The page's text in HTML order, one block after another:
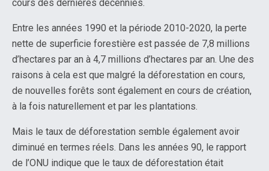
cours des dernières décennies.
Entre les années 1990 et la période 2010-2020, la perte
nette de superficie forestière est passée de 7,8 millions
d’hectares par an à 4,7 millions d’hectares par an. Une des
raisons à cela est que malgré la déforestation en cours,
de nouvelles forêts sont également en cours de création,
à la fois naturellement et par les plantations.
Mais le taux de déforestation semble également avoir
diminué en termes réels. Dans les années 90, le rapport
de l’ONU indique que le taux de déforestation était